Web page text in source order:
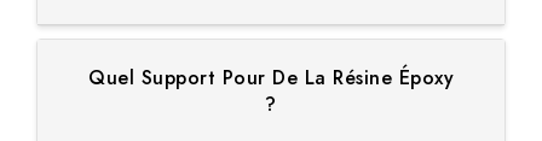
Quel Support Pour De La Résine Époxy
?